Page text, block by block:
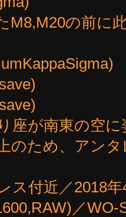
M8,M20の前に
座が南東の空
のため、アン
ス付近／2018
／